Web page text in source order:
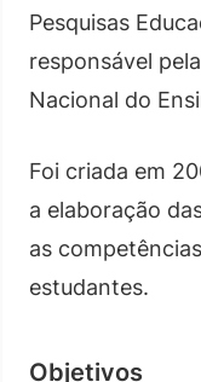
Pesquisas
responsável
Nacional do
Foi criada em
a elaboração
as
estudantes.
Objetivos